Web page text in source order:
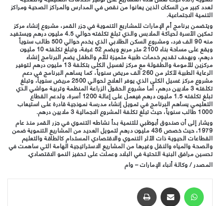
لعدد كبير من السكان الذين يعانوا من نقص في المدارس والمراكز الصحية ومراكز
التنمية الاجتماعية.
ويتضمن برنامج أم الإمارات للمشاريع التنموية في جزر القمر، مشروع إنشاء مركز
تمكين الأسرة لحياكة الملابس والذي تبلغ تكلفته حوالي 4.5 مليون درهم ويستفيد
منه 90 الف فرد، ومشروع السكن الطلابي الذي يخدم حوالي 500 طالب سنوياً
ويقع على مساحة بناء 2100 متر مربع ويضم 52 غرفة، وتبلغ تكلفته 10 مليون
درهم، وبهدف تقديم خدمات طبية متميزة للأم والطفل يضم البرنامج إنشاء
مركزين للأمومة والطفولة مع مركز لغسيل الكلى بتكلفة 13 مليون درهم لتوفير
الرعاية الطبية لأكثر من 260 الف مريض سنوياً، كما يساهم البرنامج في دعم
مشروع مركز غسيل الكلى الذي يوفر العلاج لحوالي 2500 مريض سنوياً، وتبلغ
تكلفته 3 ملايين درهم، أما مشروع الحقول الزراعة المنظمة وتربية مواشي الذي
تبلغ تكلفته 1.5 مليون درهم فيعمل على إعالة 1200 أسرة، ولدعم القطاع
التعليمي يساهم البرنامج في تمويل إنشاء مدرسة نموذجية قادرة على استيعاب
1000 طالب سنوياً، حيث تبلغ تكلفة المشروع الاجمالية 3 ملايين درهم.
ويشار إلى أن صندوق أبوظبي للتنمية بدأ نشاطه التنموي في جزر القمر منذ عام
1979، حيث خصص 436 مليون درهم لتمويل العديد من المشاريع التنموية ضمن
القطاعات الحيوية ذات الأثر التنموي والاقتصادي المستدام كالطاقة والتعليم
والصحة والمياه والنقل وغيرها من المشاريع الاستراتيجية الهامة التي ساهمت في
تحسين مرافق البنية التحتية في البلاد وعملت على تحفيز النمو الاقتصادي.
المصدر / وكالة أنباء الإمارات – وام